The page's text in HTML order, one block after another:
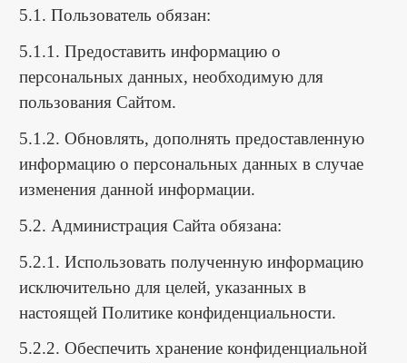
5.1. Пользователь обязан:
5.1.1. Предоставить информацию о
персональных данных, необходимую для
пользования Сайтом.
5.1.2. Обновлять, дополнять предоставленную
информацию о персональных данных в случае
изменения данной информации.
5.2. Администрация Сайта обязана:
5.2.1. Использовать полученную информацию
исключительно для целей, указанных в
настоящей Политике конфиденциальности.
5.2.2. Обеспечить хранение конфиденциальной